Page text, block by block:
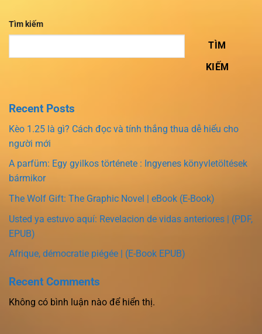
Tìm kiếm
TÌM
KIẾM
Recent Posts
Kèo 1.25 là gì? Cách đọc và tính thắng thua dễ hiểu cho
người mới
A parfüm: Egy gyilkos története : Ingyenes könyvletöltések
bármikor
The Wolf Gift: The Graphic Novel | eBook (E-Book)
Usted ya estuvo aquí: Revelacion de vidas anteriores | (PDF,
EPUB)
Afrique, démocratie piégée | (E-Book EPUB)
Recent Comments
Không có bình luận nào để hiển thị.